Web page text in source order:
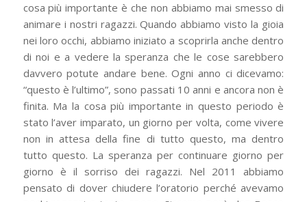
cosa più importante è che non abbiamo mai smesso di
animare i nostri ragazzi. Quando abbiamo visto la gioia
nei loro occhi, abbiamo iniziato a scoprirla anche dentro
di noi e a vedere la speranza che le cose sarebbero
davvero potute andare bene. Ogni anno ci dicevamo:
“questo è l’ultimo”, sono passati 10 anni e ancora non è
finita. Ma la cosa più importante in questo periodo è
stato l’aver imparato, un giorno per volta, come vivere
non in attesa della fine di tutto questo, ma dentro
tutto questo. La speranza per continuare giorno per
giorno è il sorriso dei ragazzi. Nel 2011 abbiamo
pensato di dover chiudere l’oratorio perché avevamo